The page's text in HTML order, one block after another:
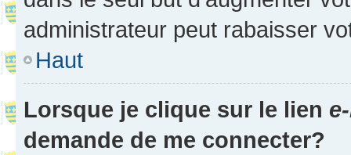
administrateur peut rabaisser
Haut
Lorsque je clique sur le lien
demande de me connecter?